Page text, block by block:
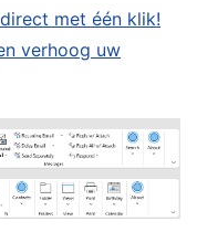
met één klik!
verhoog uw